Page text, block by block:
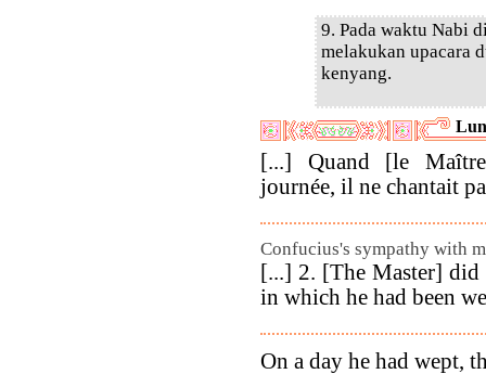
9. Pada waktu Nabi
melakukan upacara
kenyang.
[...] Quand [le
journée, il ne chantait
Confucius's sympathy with
[...] 2. [The Master] did
in which he had been
On a day he had wept,